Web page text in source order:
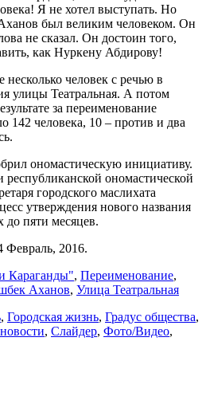
Я не хотел выступать. Но
был великим человеком. Он
не сказал. Он достоин того,
как Нуркену Абдирову!
человек с речью в
улицы Театральная. А потом
за переименование
142 человека, 10 – против и два
ономастическую инициативу.
республиканской ономастической
городского маслихата
утверждения нового названия
до пяти месяцев.
Февраль, 2016.
Караганды", Переименование,
Аханов, Улица Театральная
, Городская жизнь, Градус общества,
, Слайдер, Фото/Видео,